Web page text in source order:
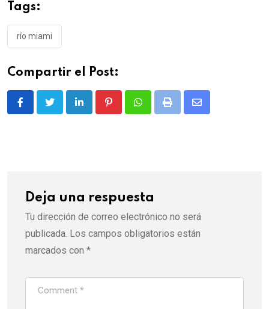
Tags:
río miami
Compartir el Post:
LinkedIn PinterestWhatsappPrint
Share
Deja una respuesta
Tu dirección de correo electrónico no será
publicada. Los campos obligatorios están
marcados con *